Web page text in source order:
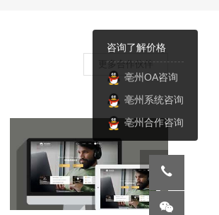
咨询了解价格
亳州OA咨询
亳州系统咨询
亳州合作咨询
更多合作伙伴